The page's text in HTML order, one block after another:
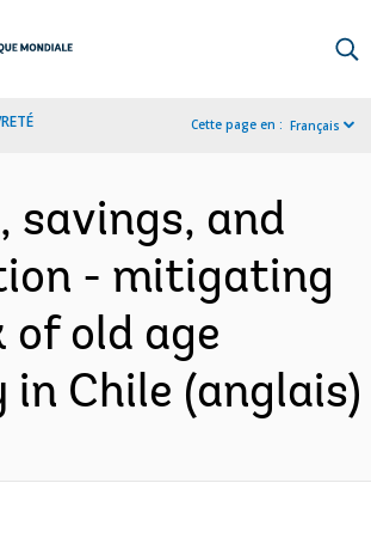
Cette page en : Français
savings, and
- mitigating
old age
in Chile (anglais)